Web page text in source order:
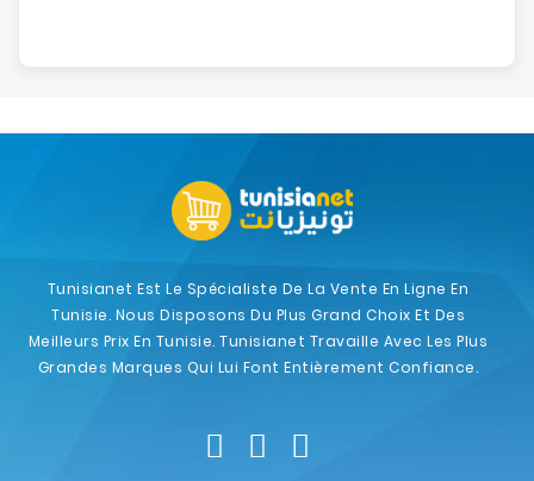
Tunisianet Est Le Spécialiste De La Vente En Ligne En
Tunisie. Nous Disposons Du Plus Grand Choix Et Des
Meilleurs Prix En Tunisie. Tunisianet Travaille Avec Les Plus
Grandes Marques Qui Lui Font Entièrement Confiance.